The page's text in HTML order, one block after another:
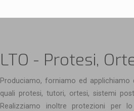
LTO - Protesi,
Produciamo, forniamo ed
quali protesi, tutori, ortesi, sistemi
Realizziamo inoltre protezioni per